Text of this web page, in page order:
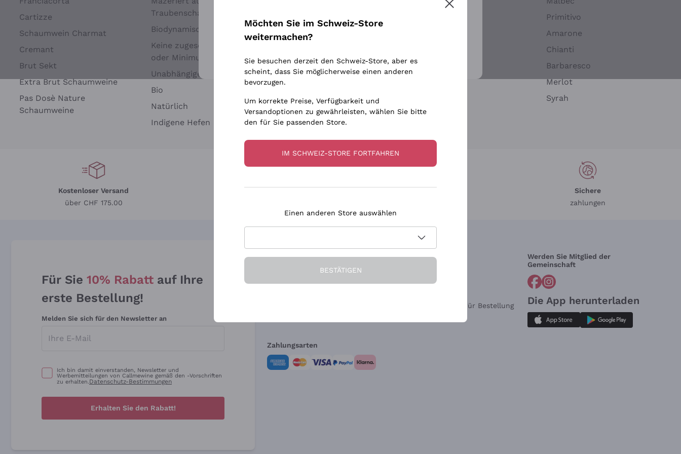
Cartizze
Schaumwein Charmat
Cremant
Brut Sekt
Extra Brut Schaumweine
Pas Dosè Nature
Schaumweine
Traubenschalen
Biodynamisch
Keine zugesetzten Sulfite
oder Minimum
Unabhängige Weinbauern
Bio
Natürlich
Indigene Hefen
Biondi Santi
Argiolas
Zenato
Ca' dei Frati
Chardonnay
Primitivo
Amarone
Chianti
Barbaresco
Merlot
Syrah
Kostenloser Versand
über CHF 175.00
Sichere
zahlungen
Für Sie 10% Rabatt auf Ihre
erste Bestellung!
Melden Sie sich für den Newsletter an
Ich bin damit einverstanden, Newsletter und
Werbemitteilungen von Callmewine gemäß den -Vorschriften
zu erhalten.Datenschutz-Bestimmungen
Erhalten Sie den Rabatt!
Die Firma Brauchen Sie Hilfe?
Widerrufsformular für Bestellung
Werden Sie Mitglied der
Gemeinschaft
Die App herunterladen
Zahlungsarten
Weitere Informationen finden Sie in unserem Datenschutz-Bestimmungen
Möchten Sie im Schweiz-Store
weitermachen?
Sie besuchen derzeit den Schweiz-Store, aber es
scheint, dass Sie möglicherweise einen anderen
bevorzugen.
Um korrekte Preise, Verfügbarkeit und
Versandoptionen zu gewährleisten, wählen Sie bitte
den für Sie passenden Store.
IM SCHWEIZ-STORE FORTFAHREN
Einen anderen Store auswählen
BESTÄTIGEN